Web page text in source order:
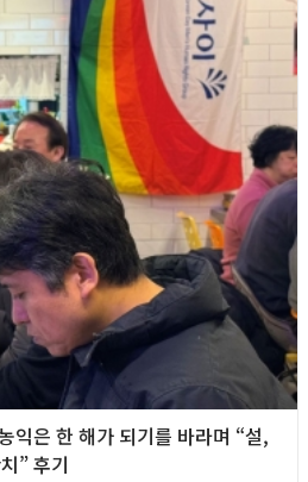
은 한 해가 되기를 바라며 “설,
” 후기